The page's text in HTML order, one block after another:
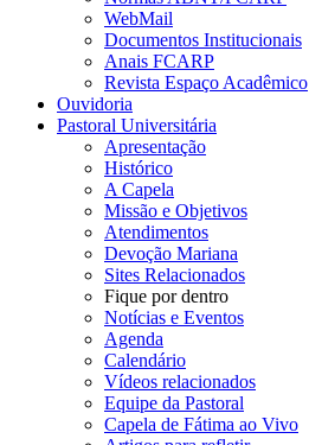
WebMail
Documentos Institucionais
Anais FCARP
Revista Espaço Acadêmico
Ouvidoria
Pastoral Universitária
Apresentação
Histórico
A Capela
Missão e Objetivos
Atendimentos
Devoção Mariana
Sites Relacionados
Fique por dentro
Notícias e Eventos
Agenda
Calendário
Vídeos relacionados
Equipe da Pastoral
Capela de Fátima ao Vivo